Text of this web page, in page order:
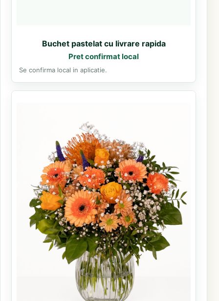
Buchet pastelat cu livrare rapida
Pret confirmat local
Se confirma local in aplicatie.